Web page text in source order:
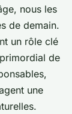
nous les
de demain.
un rôle clé
de
une